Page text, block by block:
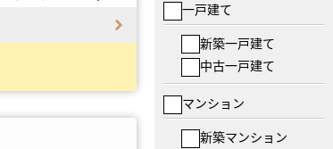
一戸建て
新築一戸建て
中古一戸建て
マンション
新築マンション